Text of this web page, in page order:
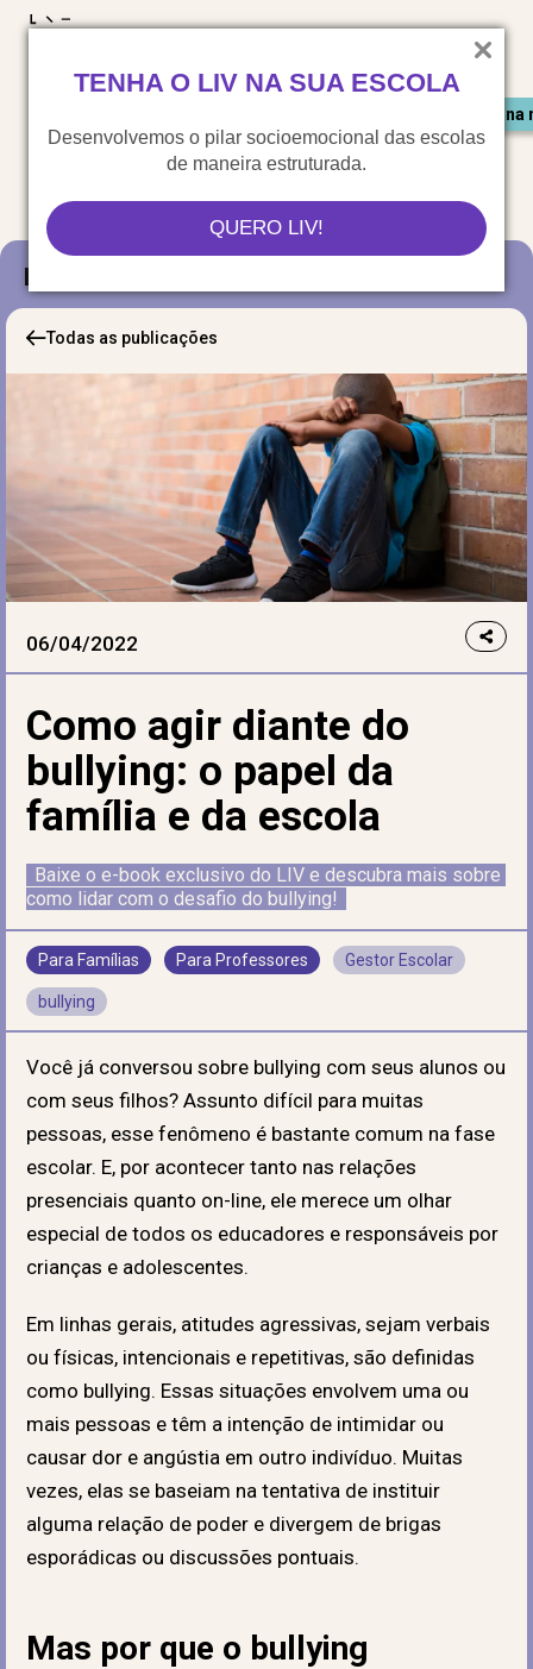
TENHA O LIV NA SUA ESCOLA
Desenvolvemos o pilar socioemocional das escolas
de maneira estruturada.
QUERO LIV!
Saiu
Blog
Todas as publicações
06/04/2022
Como agir diante do
bullying: o papel da
família e da escola
Baixe o e-book exclusivo do LIV e descubra mais sobre
como lidar com o desafio do bullying!
Para Famílias Para Professores Gestor Escolar
bullying
Você já conversou sobre bullying com seus alunos ou
com seus filhos? Assunto difícil para muitas
pessoas, esse fenômeno é bastante comum na fase
escolar. E, por acontecer tanto nas relações
presenciais quanto on-line, ele merece um olhar
especial de todos os educadores e responsáveis por
crianças e adolescentes.
Em linhas gerais, atitudes agressivas, sejam verbais
ou físicas, intencionais e repetitivas, são definidas
como bullying. Essas situações envolvem uma ou
mais pessoas e têm a intenção de intimidar ou
causar dor e angústia em outro indivíduo. Muitas
vezes, elas se baseiam na tentativa de instituir
alguma relação de poder e divergem de brigas
esporádicas ou discussões pontuais.
Mas por que o bullying